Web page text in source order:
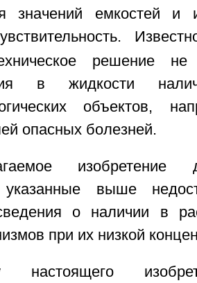
значений емкостей и
решение не
в жидкости
объектов,
опасных болезней.
изобретение
указанные выше
о наличии в
при их низкой
настоящего